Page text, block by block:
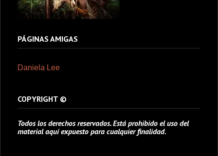
PÁGINAS AMIGAS
Daniela Lee
COPYRIGHT ©
Todos los derechos reservados. Está prohibido el uso del
material aquí expuesto para cualquier finalidad.